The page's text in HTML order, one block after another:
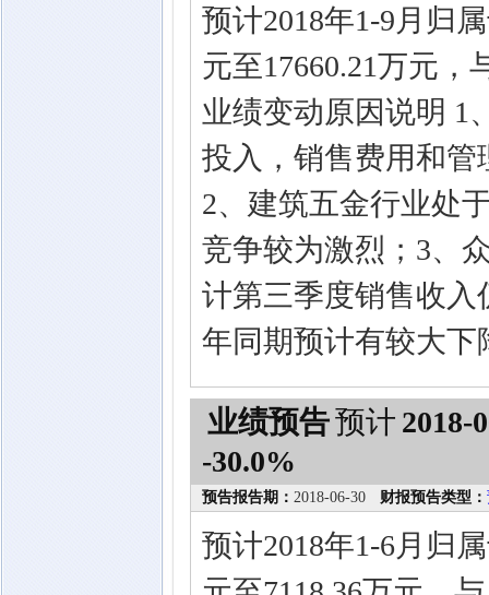
预计2018年1-9月归
元至17660.21万元，
业绩变动原因说明 1
投入，销售费用和
2、建筑五金行业处
竞争较为激烈；3、
计第三季度销售收
年同期预计有较大下
业绩预告预计 2018-
-30.0%
预告报告期： 2018-06-30 财报预告类型：
预计2018年1-6月归